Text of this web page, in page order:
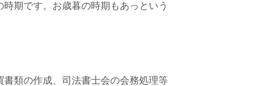
期です。お歳暮の時期もあっという
類の作成、司法書士会の会務処理等